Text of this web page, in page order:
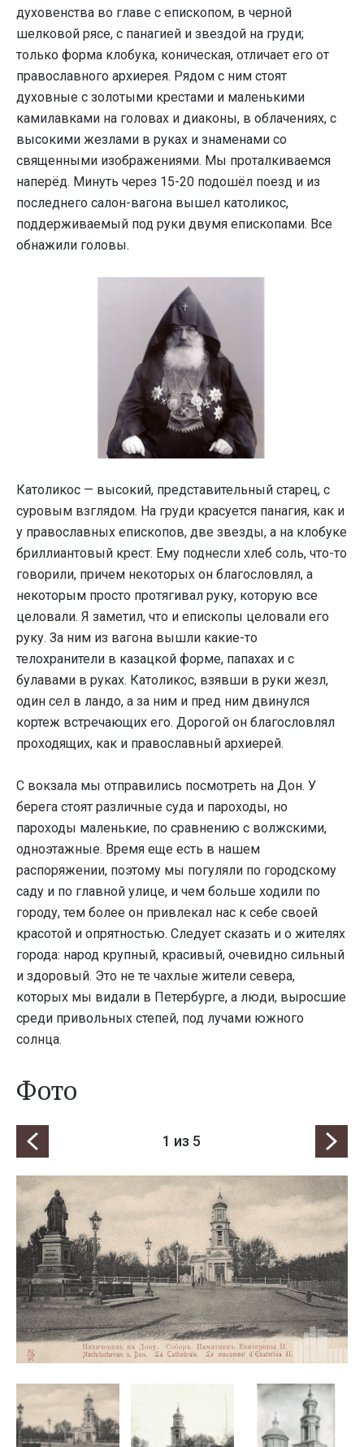
духовенства во главе с епископом, в черной
шелковой рясе, с панагией и звездой на груди;
только форма клобука, коническая, отличает его от
православного архиерея. Рядом с ним стоят
духовные с золотыми крестами и маленькими
камилавками на головах и диаконы, в облачениях, с
высокими жезлами в руках и знаменами со
священными изображениями. Мы проталкиваемся
наперёд. Минуть через 15-20 подошёл поезд и из
последнего салон-вагона вышел католикос,
поддерживаемый под руки двумя епископами. Все
обнажили головы.
Католикос — высокий, представительный старец, с
суровым взглядом. На груди красуется панагия, как и
у православных епископов, две звезды, а на клобуке
бриллиантовый крест. Ему поднесли хлеб соль, что-то
говорили, причем некоторых он благословлял, а
некоторым просто протягивал руку, которую все
целовали. Я заметил, что и епископы целовали его
руку. За ним из вагона вышли какие-то
телохранители в казацкой форме, папахах и с
булавами в руках. Католикос, взявши в руки жезл,
один сел в ландо, а за ним и пред ним двинулся
кортеж встречающих его. Дорогой он благословлял
проходящих, как и православный архиерей.
С вокзала мы отправились посмотреть на Дон. У
берега стоят различные суда и пароходы, но
пароходы маленькие, по сравнению с волжскими,
одноэтажные. Время еще есть в нашем
распоряжении, поэтому мы погуляли по городскому
саду и по главной улице, и чем больше ходили по
городу, тем более он привлекал нас к себе своей
красотой и опрятностью. Следует сказать и о жителях
города: народ крупный, красивый, очевидно сильный
и здоровый. Это не те чахлые жители севера,
которых мы видали в Петербурге, а люди, выросшие
среди привольных степей, под лучами южного
солнца.
Фото
1 из 5